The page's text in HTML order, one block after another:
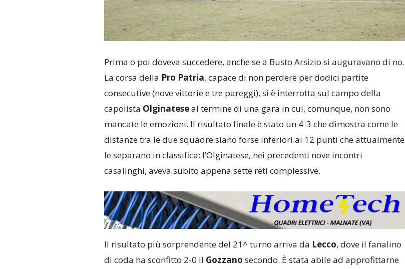
Prima o poi doveva succedere, anche se a Busto Arsizio si auguravano di no.
La corsa della Pro Patria, capace di non perdere per dodici partite
consecutive (nove vittorie e tre pareggi), si è interrotta sul campo della
capolista Olginateseal termine di una gara in cui, comunque, non sono
mancate le emozioni. Il risultato finale è stato un 4-3 che dimostra come le
distanze tra le due squadre siano forse inferiori ai 12 punti che attualmente
le separano in classifica: l’Olginatese, nei precedenti nove incontri
casalinghi, aveva subito appena sette reti complessive.
Il risultato più sorprendente del 21^ turno arriva da Lecco, dove il fanalino
di coda ha sconfitto 2-0 il Gozzano secondo. È stata abile ad approfittarne